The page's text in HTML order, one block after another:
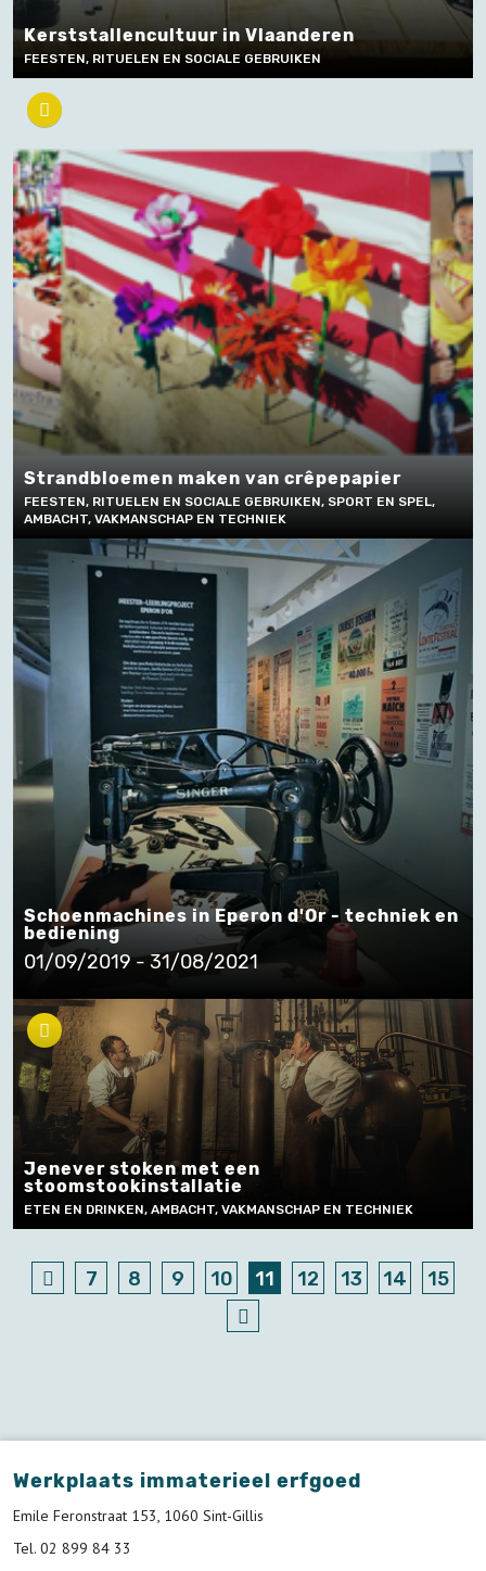
Kerststallencultuur in Vlaanderen
FEESTEN, RITUELEN EN SOCIALE GEBRUIKEN
Strandbloemen maken van crêpepapier
FEESTEN, RITUELEN EN SOCIALE GEBRUIKEN, SPORT EN SPEL,
AMBACHT, VAKMANSCHAP EN TECHNIEK
Jenever stoken met een
stoomstookinstallatie
ETEN EN DRINKEN, AMBACHT, VAKMANSCHAP EN TECHNIEK
Schoenmachines in Eperon d'Or - techniek en
bediening
01/09/2019 - 31/08/2021
7 8 9 10 11 12 13 14 15
Werkplaats immaterieel erfgoed
Emile Feronstraat 153, 1060 Sint-Gillis
Tel. 02 899 84 33